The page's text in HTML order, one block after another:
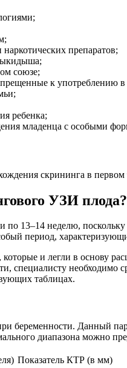
препаратов;
союзе;
к употреблению в
ребенка;
младенца с особыми
скрининга в первом
УЗИ плода?
по 13–14 неделю,
период,
которые и легли в
специалисту
таблицах.
беременности. Данный
диапазона можно
Показатель КТР (в мм)